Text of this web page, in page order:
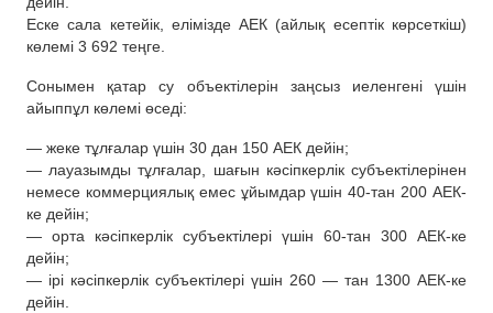
Еске сала кетейік, елімізде АЕК (айлық есептік көрсеткіш)
көлемі 3 692 теңге.
Сонымен қатар су объектілерін заңсыз иеленгені үшін
айыппұл көлемі өседі:
— жеке тұлғалар үшін 30 дан 150 АЕК дейін;
— лауазымды тұлғалар, шағын кәсіпкерлік субъектілерінен
немесе коммерциялық емес ұйымдар үшін 40-тан 200 АЕК-
ке дейін;
— орта кәсіпкерлік субъектілері үшін 60-тан 300 АЕК-ке
дейін;
— ірі кәсіпкерлік субъектілері үшін 260 — тан 1300 АЕК-ке
дейін.